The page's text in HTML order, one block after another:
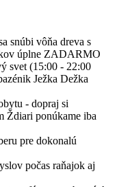
snúbi vôňa dreva s
úplne ZADARMO
svet (15:00 - 22:00
Ježka Dežka
- dopraj si
Ždiari ponúkame iba
pre dokonalú
počas raňajok aj